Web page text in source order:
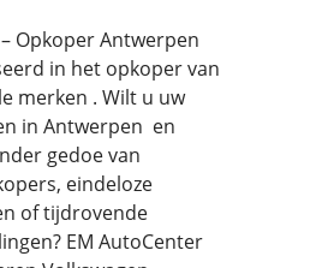
Opkoper Antwerpen
in het opkoper van
merken . Wilt u uw
in Antwerpen en
gedoe van
eindeloze
of tijdrovende
EM AutoCenter